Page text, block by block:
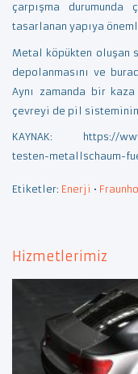
çarpışma
tasarlanan yapıya
Metal köpükten oluşan
depolanmasını ve
Aynı zamanda bir
çevreyi de pil
KAYNAK: https://
testen-metallschaum-
Etiketler: Enerji •
Hizmetlerimiz